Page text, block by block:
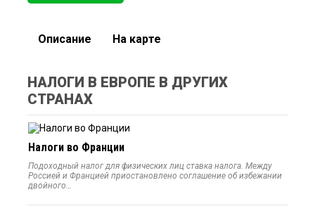
Описание На карте
НАЛОГИ В ЕВРОПЕ В ДРУГИХ
СТРАНАХ
Налоги во Франции
Подоходный налог для физических лиц ставка налога. Между
Россией и Францией приостановлено соглашение об избежании
двойного…